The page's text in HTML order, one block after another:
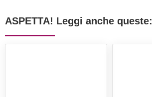
ASPETTA! Leggi anche queste: